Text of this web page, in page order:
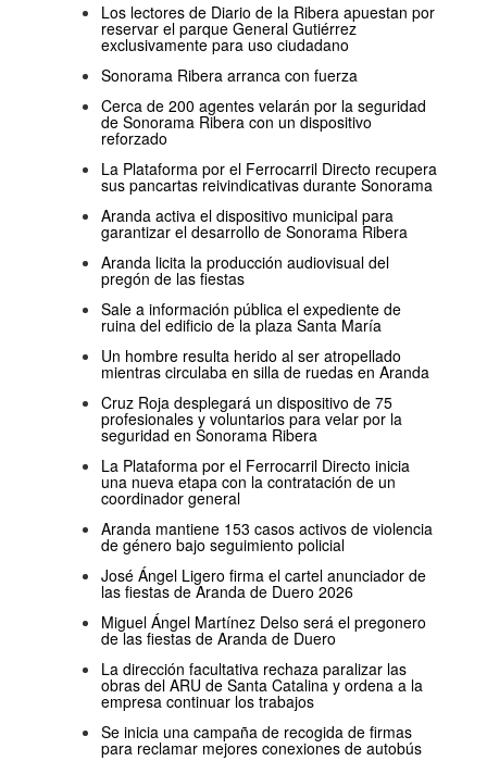
Los lectores de Diario de la Ribera apuestan por
reservar el parque General Gutiérrez
exclusivamente para uso ciudadano
Sonorama Ribera arranca con fuerza
Cerca de 200 agentes velarán por la seguridad
de Sonorama Ribera con un dispositivo
reforzado
La Plataforma por el Ferrocarril Directo recupera
sus pancartas reivindicativas durante Sonorama
Aranda activa el dispositivo municipal para
garantizar el desarrollo de Sonorama Ribera
Aranda licita la producción audiovisual del
pregón de las fiestas
Sale a información pública el expediente de
ruina del edificio de la plaza Santa María
Un hombre resulta herido al ser atropellado
mientras circulaba en silla de ruedas en Aranda
Cruz Roja desplegará un dispositivo de 75
profesionales y voluntarios para velar por la
seguridad en Sonorama Ribera
La Plataforma por el Ferrocarril Directo inicia
una nueva etapa con la contratación de un
coordinador general
Aranda mantiene 153 casos activos de violencia
de género bajo seguimiento policial
José Ángel Ligero firma el cartel anunciador de
las fiestas de Aranda de Duero 2026
Miguel Ángel Martínez Delso será el pregonero
de las fiestas de Aranda de Duero
La dirección facultativa rechaza paralizar las
obras del ARU de Santa Catalina y ordena a la
empresa continuar los trabajos
Se inicia una campaña de recogida de firmas
para reclamar mejores conexiones de autobús